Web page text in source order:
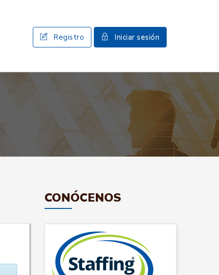
Registro Iniciar sesión
CONÓCENOS